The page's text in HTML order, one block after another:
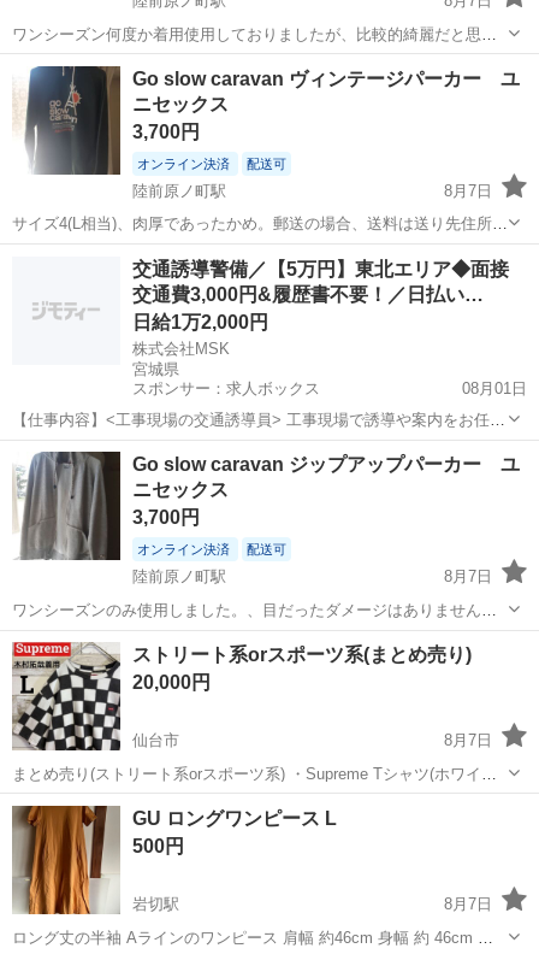
ワンシーズン何度か着用使用しておりましたが、比較的綺麗だと思い
ます。迅速な対応を心がけます。よろしくお願いいたします。送料は
地域により変わりますので目安です。手渡しも可能です。細部相談さ
せてください。
宮城 仙台市 コート
ゴースローキャラバン
Go slow caravan ヴィンテージパーカー ユ
ニセックス
3,700円
オンライン決済 配送可
陸前原ノ町駅
8月7日
サイズ4(L相当)、肉厚であったかめ。郵送の場合、送料は送り先住所に
応じて相談させてください。
陸前原ノ町駅 パーカー ヴィンテージ
交通誘導警備／【5万円】東北エリア◆面接
交通費3,000円&履歴書不要！／日払い…
日給1万2,000円
株式会社MSK
宮城県
スポンサー：求人ボックス
08月01日
【仕事内容】<工事現場の交通誘導員> 工事現場で誘導や案内をお任せ
します! 〈具体的な仕事内容〉 ・出入車両や周囲を利用する歩行者の
誘導 事故やトラブルを未然に防ぎ、歩行者と車両の安全を守ります!
暑さ対策もバッチリ! 暑い夏でも...
アルバイト・パート
Go slow caravan ジップアップパーカー ユ
ニセックス
3,700円
オンライン決済 配送可
陸前原ノ町駅
8月7日
ワンシーズンのみ使用しました。、目だったダメージはありません。
サイズ4(L相当)です。郵送の場合は送料別で送り先住所に応じて相談さ
せてください。
宮城 仙台市 陸前原ノ町駅 パーカー ありません
ストリート系orスポーツ系(まとめ売り)
20,000円
仙台市
8月7日
まとめ売り(ストリート系orスポーツ系) ・Supreme Tシャツ(ホワイト
orブラック) ・NIKE Tシャツ(黒) ・NIKE Tシャツ(紺) ・チャンピオンT
シャツ(黒) ・STUSSY T...
宮城 仙台市
GU ロングワンピース L
500円
岩切駅
8月7日
ロング丈の半袖 Aラインのワンピース 肩幅 約46cm 身幅 約 46cm 袖